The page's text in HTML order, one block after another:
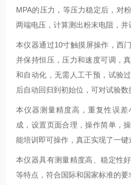
MPA的压力，等压力稳定后，对
两端电压，计算测出粉末电阻，并
本仪器通过10寸触摸屏操作，西
并保持恒压，压力和速度可调，
和自动化，无需人工干预，试验
后自动回归到初始位，可对试验数
本仪器测量精度高，重复性误
成，设置页面合理，操作简单，
能培训即可操作，真正实现了一键
本仪器具有测量精度高、稳定性
等特点，符合国际和国家标准的要